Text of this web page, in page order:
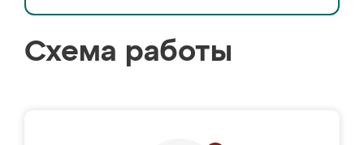
Схема работы